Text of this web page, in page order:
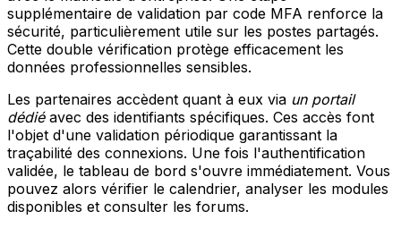
supplémentaire de validation par code MFA renforce la
sécurité, particulièrement utile sur les postes partagés.
Cette double vérification protège efficacement les
données professionnelles sensibles.
Les partenaires accèdent quant à eux via un portail
dédiéavec des identifiants spécifiques. Ces accès font
l'objet d'une validation périodique garantissant la
traçabilité des connexions. Une fois l'authentification
validée, le tableau de bord s'ouvre immédiatement. Vous
pouvez alors vérifier le calendrier, analyser les modules
disponibles et consulter les forums.